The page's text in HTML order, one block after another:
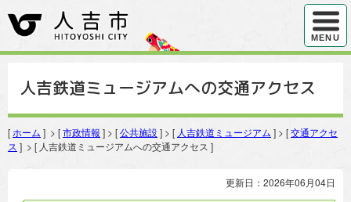
ハンバ
MENU
人吉鉄道ミュージアムへの交通アクセス
[ ホーム ] > [市政情報 ] > [公共施設] > [ 人吉鉄道ミュージアム ] > [交通アクセ
ス ] > [ 人吉鉄道ミュージアムへの交通アクセス ]
更新日：2026年06月04日